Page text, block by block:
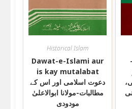
Historical Islam
Dawat-e-Islami aur
is kay mutalabat
دعوت اسلامی اور اس کے
مطالبات-مولانا ابوالاعلیٰ
مودودی